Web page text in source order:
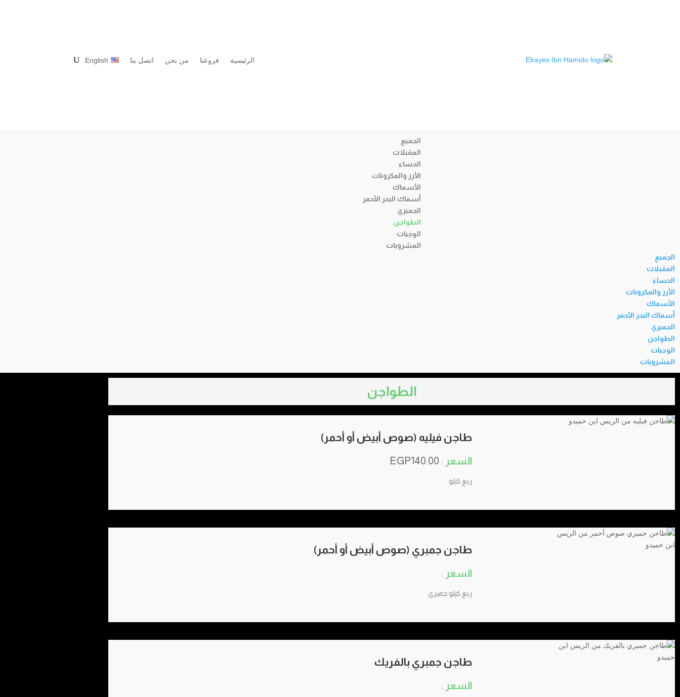
الرئيسية فروعنا من نحن اتصل بنا English
الجميع
المقبلات
الحساء
الأرز والمكرونات
الأسماك
أسماك البحر الأحمر
الجمبري
الطواجن
الوجبات
المشروبات
الجميع
المقبلات
الحساء
الأرز والمكرونات
الأسماك
أسماك البحر الأحمر
الجمبري
الطواجن
الوجبات
المشروبات
الطواجن
طاجن فيليه (صوص أبيض أو أحمر)
EGP140.00
ربع كيلو
طاجن جمبري (صوص أبيض أو أحمر)
ربع كيلو جمبري
طاجن جمبري بالفريك